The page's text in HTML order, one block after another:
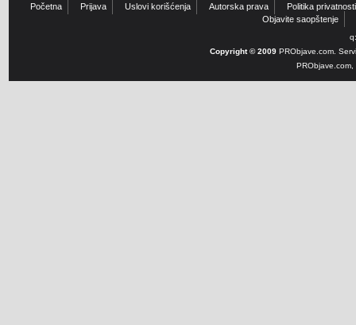
Početna Prijava Uslovi korišćenja Autorska prava
Politika privatnosti
Objavite saopštenje
Copyright © 2009 PRObjave.com.
PRObjave.com,